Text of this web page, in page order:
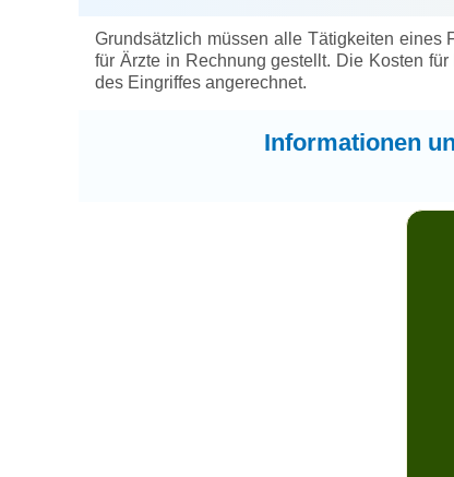
Grundsätzlich müssen alle Tätigkeiten eines
für Ärzte in Rechnung gestellt. Die Kosten
des Eingriffes angerechnet.
Informationen